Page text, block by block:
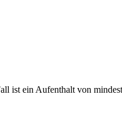
ein Aufenthalt von